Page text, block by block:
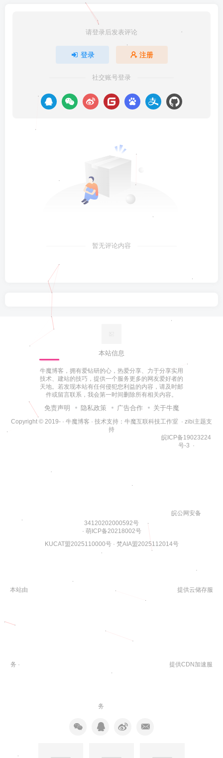
请登录后发表评论
登录 注册
社交账号登录
暂无评论内容
本站信息
牛魔博客，拥有爱钻研的心，热爱分享、力于分享实用
技术、建站的技巧，提供一个服务更多的网友爱好者的
天地。若发现本站有任何侵犯您利益的内容，请及时邮
件或留言联系，我会第一时间删除所有相关内容。
免责声明 隐私政策 广告合作 关于牛魔
Copyright © 2019- · 牛魔博客 · 技术支持： 牛魔互联科技工作室 · zibi主题支
持
皖ICP备19023224
号-3
·
皖公网安备
34120202000592号
· 萌ICP备20218002号
KUCAT盟2025110000号· 梵AIA盟2025112014号
本站由 提供云储存服
务 · 提供CDN加速服
务